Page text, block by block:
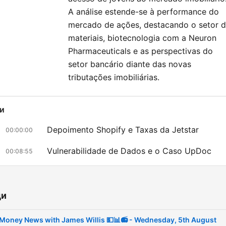
A análise estende-se à performance do
mercado de ações, destacando o setor
materiais, biotecnologia com a Neuron
Pharmaceuticals e as perspectivas do
setor bancário diante das novas
tributações imobiliárias.
00:00:00 Depoimento Shopify e Taxas da Jetstar
00:08:55 Vulnerabilidade de Dados e o Caso UpDoc
Money News with James Willis 💵📊📻 - Wednesday, 5th August